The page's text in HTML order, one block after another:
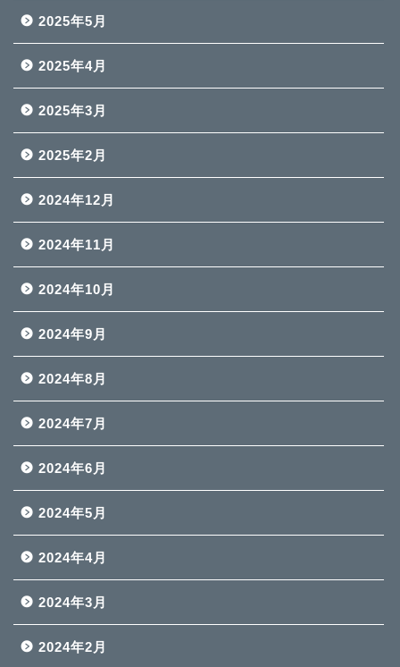
2025年5月
2025年4月
2025年3月
2025年2月
2024年12月
2024年11月
2024年10月
2024年9月
2024年8月
2024年7月
2024年6月
2024年5月
2024年4月
2024年3月
2024年2月